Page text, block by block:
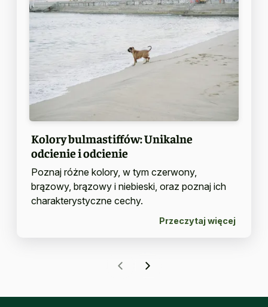
Kolory bulmastiffów: Unikalne
odcienie i odcienie
Poznaj różne kolory, w tym czerwony,
brązowy, brązowy i niebieski, oraz poznaj ich
charakterystyczne cechy.
Przeczytaj więcej